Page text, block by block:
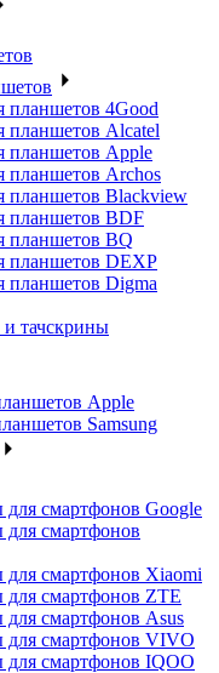
планшетов 4Good
планшетов Alcatel
планшетов Apple
планшетов Archos
планшетов Blackview
планшетов BDF
планшетов BQ
планшетов DEXP
планшетов Digma
тачскрины
Apple
Samsung
смартфонов Google
смартфонов
для смартфонов Xiaomi
для смартфонов ZTE
cмартфонов Asus
для смартфонов VIVO
для смартфонов IQOO